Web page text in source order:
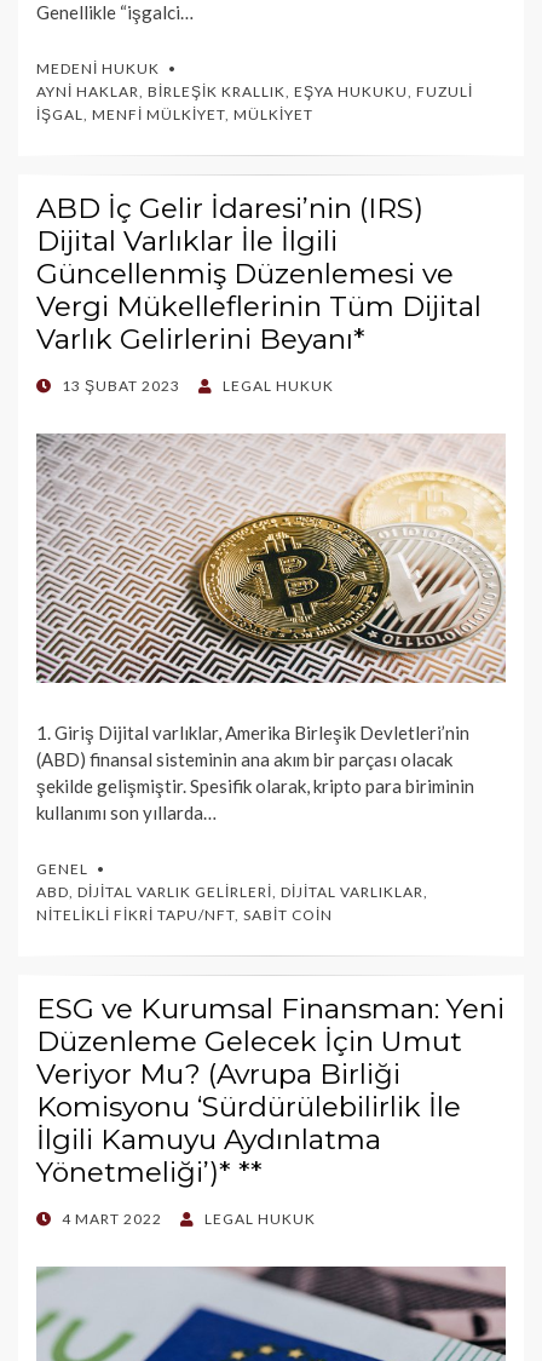
Genellikle “işgalci…
MEDENI HUKUK
AYNI HAKLAR, BIRLEŞIK KRALLIK, EŞYA HUKUKU, FUZULI
İŞGAL, MENFI MÜLKIYET, MÜLKIYET
ABD İç Gelir İdaresi’nin (IRS)
Dijital Varlıklar İle İlgili
Güncellenmiş Düzenlemesi ve
Vergi Mükelleflerinin Tüm Dijital
Varlık Gelirlerini Beyanı*
POSTED
13 ŞUBAT 2023 LEGAL HUKUK
1. Giriş Dijital varlıklar, Amerika Birleşik Devletleri’nin
(ABD) finansal sisteminin ana akım bir parçası olacak
şekilde gelişmiştir. Spesifik olarak, kripto para biriminin
kullanımı son yıllarda…
GENEL
ABD DIJITAL VARLIK GELIRLERI DIJITAL VARLIKLAR
NITELIKLI FIKRI TAPU/NFT SABIT COIN
ESG ve Kurumsal Finansman: Yeni
Düzenleme Gelecek İçin Umut
Veriyor Mu? (Avrupa Birliği
Komisyonu ‘Sürdürülebilirlik İle
İlgili Kamuyu Aydınlatma
Yönetmeliği’)* **
POSTED
4 MART 2022 LEGAL HUKUK